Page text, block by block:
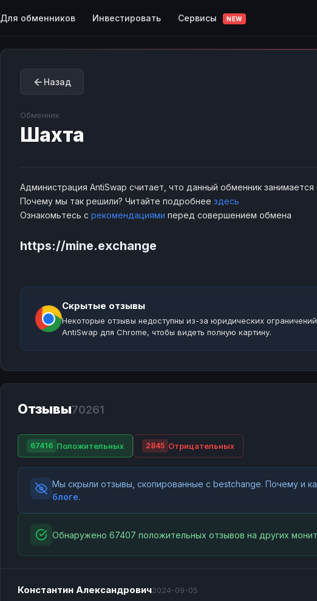
Для обменников Инвестировать Сервисы NEW
Назад
Обменник
Шахта
Администрация AntiSwap считает, что данный обменник занимается
Почему мы так решили? Читайте подробнее здесь
Ознакомьтесь с рекомендациями перед совершением обмена
https://mine.exchange
Скрытые отзывы
Некоторые отзывы недоступны из-за юридических
AntiSwap для Chrome, чтобы видеть полную картину.
Отзывы70261
67416 Положительных 2845 Отрицательных
Мы скрыли отзывы, скопированные с bestchange. Почему и
блоге.
Обнаружено 67407 положительных отзывов на других
Константин Александрович2024-09-05